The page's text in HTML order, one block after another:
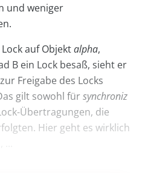
und weniger
auf Objektalpha,
B ein Lock besaß, sieht er
Freigabe des Locks
gilt sowohl fürsynchroniz
Übertragungen, die
Hier geht es wirklich